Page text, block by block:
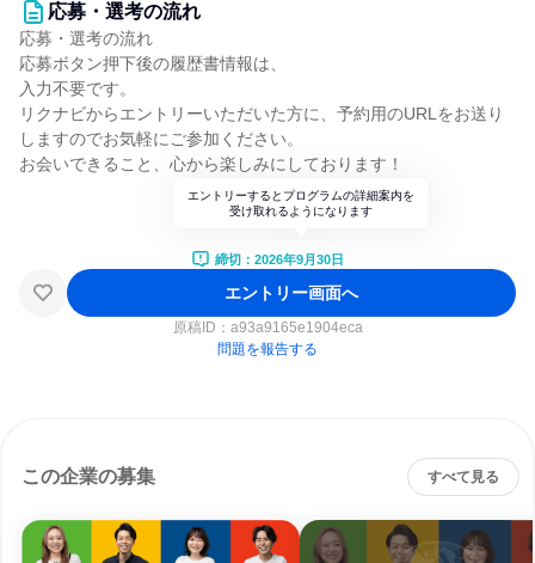
応募・選考の流れ
応募・選考の流れ
応募ボタン押下後の履歴書情報は、
入力不要です。
リクナビからエントリーいただいた方に、予約用のURLをお送り
しますのでお気軽にご参加ください。
お会いできること、心から楽しみにしております！
エントリーするとプログラムの詳細案内を
受け取れるようになります
締切：2026年9月30日
エントリー画面へ
原稿ID： a93a9165e1904eca
問題を報告する
この企業の募集 すべて見る